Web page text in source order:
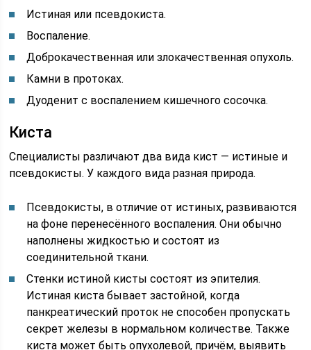
Истиная или псевдокиста.
Воспаление.
Доброкачественная или злокачественная опухоль.
Камни в протоках.
Дуоденит с воспалением кишечного сосочка.
Киста
Специалисты различают два вида кист — истиные и
псевдокисты. У каждого вида разная природа.
Псевдокисты, в отличие от истиных, развиваются
на фоне перенесённого воспаления. Они обычно
наполнены жидкостью и состоят из
соединительной ткани.
Стенки истиной кисты состоят из эпителия.
Истиная киста бывает застойной, когда
панкреатический проток не способен пропускать
секрет железы в нормальном количестве. Также
киста может быть опухолевой, причём, выявить